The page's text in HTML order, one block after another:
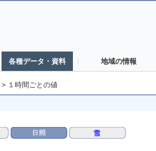
各種データ・資料 地域の情報
> １時間ごとの値